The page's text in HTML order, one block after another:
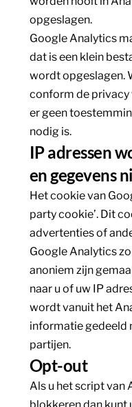
opgeslagen.
Google Analytics
dat is een klein
wordt opgeslagen.
conform de
er geen
nodig is.
IP adressen
en gegevens
Het cookie van
party cookie’. Dit
advertenties of
Google Analytics
anoniem zijn
naar u of uw IP
wordt vanuit het
informatie gedeeld
partijen.
Opt-out
Als u het script van